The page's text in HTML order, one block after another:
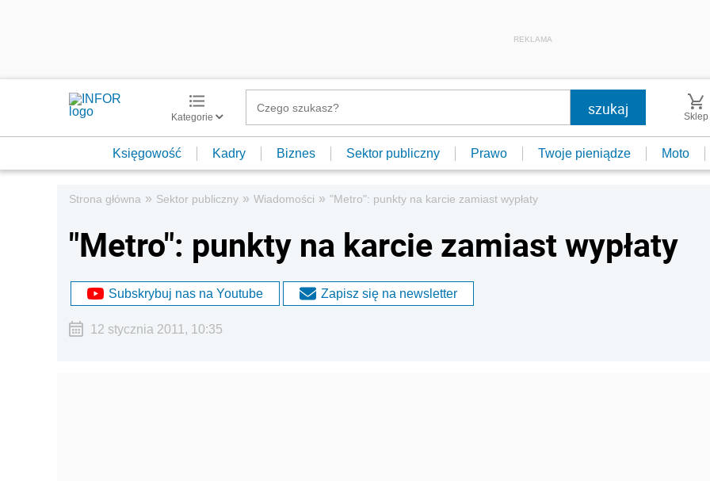
REKLAMA
Kategorie Sklep
Księgowość Kadry Biznes Sektor publiczny Prawo Twoje pieniądze Moto
Strona główna » Sektor publiczny » Wiadomości » "Metro": punkty na karcie zamiast wypłaty
"Metro": punkty na karcie zamiast wypłaty
Subskrybuj nas na Youtube Zapisz się na newsletter
12 stycznia 2011, 10:35